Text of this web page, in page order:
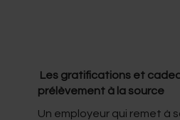
Les gratifications et
prélèvement à la source
Un employeur qui remet à